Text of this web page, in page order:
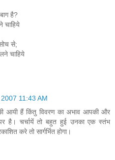
है?
चाहिये
से;
चाहिये
11:43 AM
आयी हैं किंतु विवरण का अभाव आपकी और
पर है। चर्चायें तो बहुत हुई उनका एक स्तंभ
करे तो सार्गर्भित होगा।